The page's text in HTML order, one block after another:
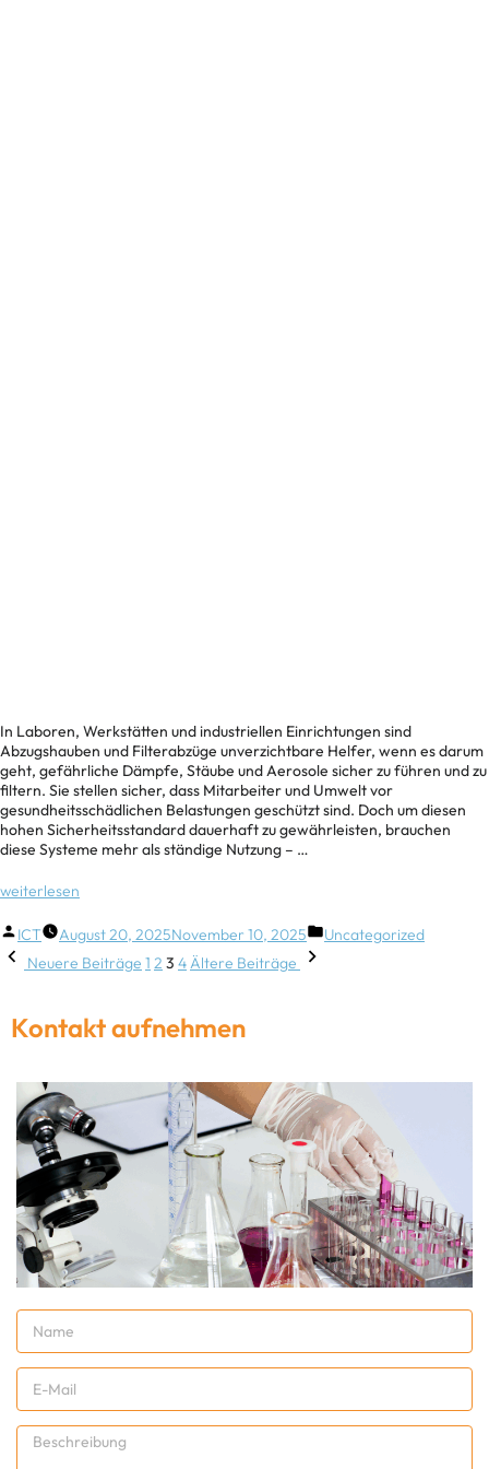
In Laboren, Werkstätten und industriellen Einrichtungen sind
Abzugshauben und Filterabzüge unverzichtbare Helfer, wenn es darum
geht, gefährliche Dämpfe, Stäube und Aerosole sicher zu führen und zu
filtern. Sie stellen sicher, dass Mitarbeiter und Umwelt vor
gesundheitsschädlichen Belastungen geschützt sind. Doch um diesen
hohen Sicherheitsstandard dauerhaft zu gewährleisten, brauchen
diese Systeme mehr als ständige Nutzung – …
weiterlesen
ICT August 20, 2025November 10, 2025
Uncategorized
Neuere Beiträge 1 2 3 4Ältere Beiträge
Kontakt aufnehmen